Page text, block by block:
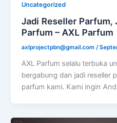
Uncategorized
Jadi Reseller
Parfum – AXL Parfum
axlprojectpbn@gmail.com/
AXL Parfum selalu terbuka
bergabung dan jadi reseller
parfum kami. Kami ingin